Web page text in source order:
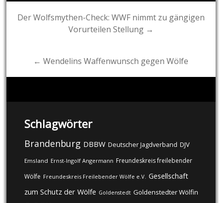
Post
navigation
Der Wolfsmythen-Check: WWF nimmt zu gängigen
Vorurteilen Stellung →
← Wendelins Waffenwunsch gegen Wölfe
Schlagwörter
Brandenburg DBBW Deutscher Jagdverband DJV
Emsland Ernst-Ingolf Angermann Freundeskreis freilebender
Wölfe Freundeskreis Freilebender Wölfe e.V. Gesellschaft
zum Schutz der Wölfe Goldenstedt Goldenstedter Wölfin